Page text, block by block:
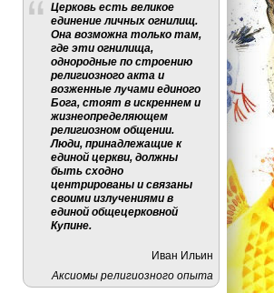
Церковь есть великое
единение личных огнилищ.
Она возможна только там,
где эти огнилища,
однородные по строению
религиозного акта и
возженные лучами единого
Бога, стоят в искреннем и
жизнеопределяющем
религиозном общении.
Люди, принадлежащие к
единой церкви, должны
быть сходно
центрированы и связаны
своими излучениями в
единой общецерковной
Купине.
Иван Ильин
Аксиомы религиозного опыта